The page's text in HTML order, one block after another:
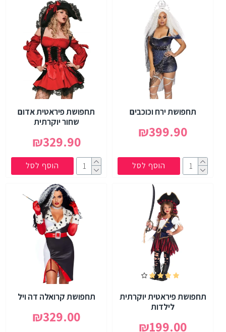
תחפושת ירח וכוכבים
₪399.90
הוסף לסל
תחפושת פיראטית אדום
שחור יוקרתית
₪329.90
הוסף לסל
תחפושת פיראטית יוקרתית
לילדות
₪199.00
תחפושת קרואלה דה ויל
₪329.00